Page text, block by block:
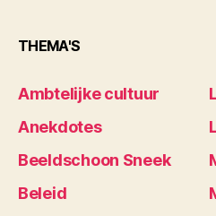
THEMA'S
Ambtelijke cultuur
Anekdotes
Beeldschoon Sneek
Beleid